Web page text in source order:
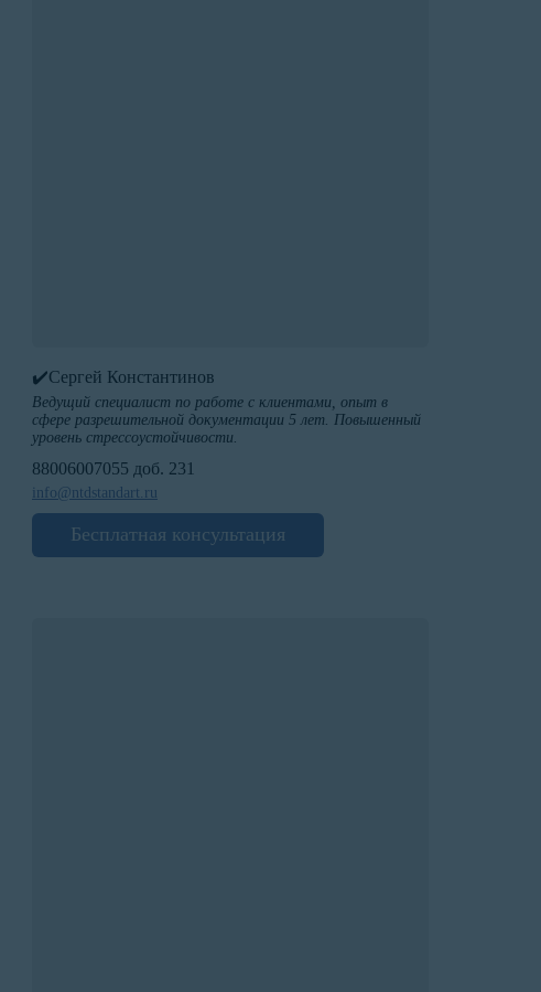
✔️Сергей Константинов
Ведущий специалист по работе с клиентами, опыт в
сфере разрешительной документации 5 лет. Повышенный
уровень стрессоустойчивости.
88006007055 доб. 231
info@ntdstandart.ru
Бесплатная консультация